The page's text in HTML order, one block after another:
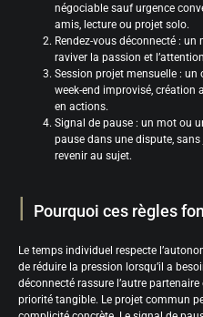
négociable sauf urgence
amis, lecture ou projet solo.
Rendez-vous déconnecté :
raviver la passion et
Session projet mensuelle :
week-end improvisé, création
en actions.
Signal de pause : un mot ou
pause dans une dispute,
revenir au sujet.
Pourquoi ces règles
Le temps individuel respecte
de réduire la pression lorsqu’il a
déconnecté rassure l’autre
priorité tangible. Le projet commun